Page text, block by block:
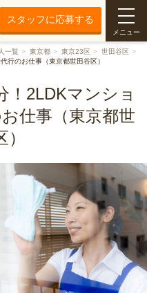
スタッフに応募する
メニュー
一覧 東京都 東京23区
世田谷区
行のお仕事（東京都世田谷区）
！2LDKマンショ
仕事（東京都世